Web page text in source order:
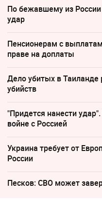
По бежавшему из
удар
Пенсионерам с
праве на доплаты
Дело убитых в Таиланде
убийств
"Придется нанести
войне с Россией
Украина требует от
России
Песков: СВО может